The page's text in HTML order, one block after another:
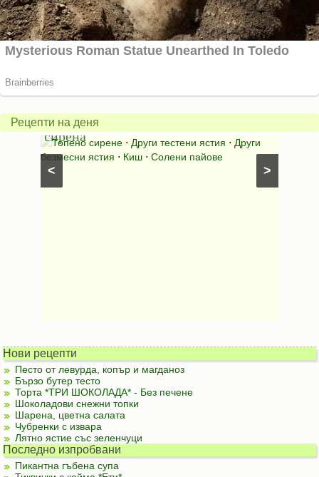
Рецепти на деня
>
<
Пай
със
сирена
Топено сирене ⋅ Други тестени ястия ⋅ Други
безмесни ястия ⋅ Киш ⋅ Солени пайове
с
Нови рецепти
Песто от левурда, копър и магданоз
Бързо бутер тесто
Торта *ТРИ ШОКОЛАДА* - Без печене
Шоколадови снежни топки
Шарена, цветна салата
Чубренки с извара
Лятно ястие със зеленчуци
Последно изпробвани
Пикантна гъбена супа